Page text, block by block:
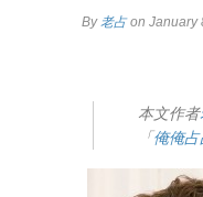
By老占on January
本文作者
「俺俺占